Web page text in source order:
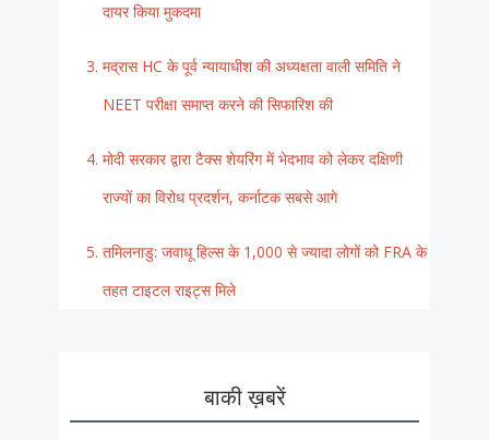
दायर किया मुकदमा
मद्रास HC के पूर्व न्यायाधीश की अध्यक्षता वाली समिति ने
NEET परीक्षा समाप्त करने की सिफारिश की
मोदी सरकार द्वारा टैक्स शेयरिंग में भेदभाव को लेकर दक्षिणी
राज्यों का विरोध प्रदर्शन, कर्नाटक सबसे आगे
तमिलनाडु: जवाधू हिल्स के 1,000 से ज्यादा लोगों को FRA के
तहत टाइटल राइट्स मिले
बाकी ख़बरें